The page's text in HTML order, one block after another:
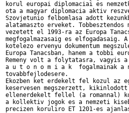
korul europai diplomaciai es
ota a magyar diplomacia aktiv
Szovjetunio felbomlasa adott
alatamaszto erveket. Tobbesztendos
vezetett el 1993-ra az Europa
megfogalmazasaig es
kotelezo ervenyu dokumentum
Europa Tanacsban, hanem a
Remeny volt a folytatasra,
a u t o n o m i a k  fogalmainak a
tovabbfejlodesere.
Ekozben ket erdekelt fel kozul az
keservesen megszerzett,
ellenerdekelt fellel (a romannal)
a kollektiv jogok es a nemzeti
precizen koruliro ET 1201-es